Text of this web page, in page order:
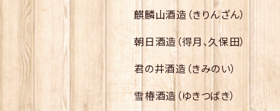
麒麟山酒造（きりんざん）
朝日酒造（得月、久保田）
君の井酒造（きみのい）
雪椿酒造（ゆきつばき）